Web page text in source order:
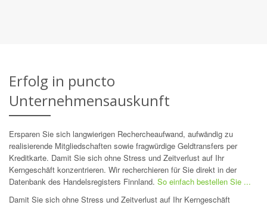
Erfolg in puncto
Unternehmensauskunft
Ersparen Sie sich langwierigen Rechercheaufwand, aufwändig zu
realisierende Mitgliedschaften sowie fragwürdige Geldtransfers per
Kreditkarte. Damit Sie sich ohne Stress und Zeitverlust auf Ihr
Kerngeschäft konzentrieren. Wir recherchieren für Sie direkt in der
Datenbank des Handelsregisters Finnland. So einfach bestellen Sie ...
Damit Sie sich ohne Stress und Zeitverlust auf Ihr Kerngeschäft